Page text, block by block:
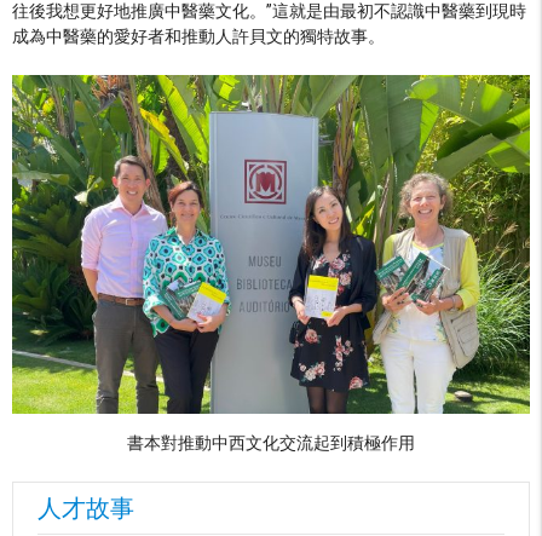
往後我想更好地推廣中醫藥文化。”這就是由最初不認識中醫藥到現時
成為中醫藥的愛好者和推動人許貝文的獨特故事。
書本對推動中西文化交流起到積極作用
人才故事